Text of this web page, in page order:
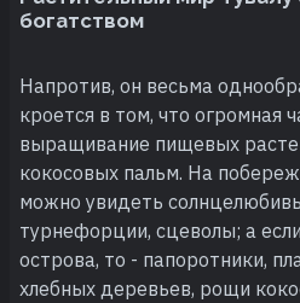
богатством
Напротив, он весьма
кроется в том, что огромная
выращивание пищевых
кокосовых пальм. На
можно увидеть
турнефорции, сцеволы; а
острова, то - папоротники,
хлебных деревьев, рощи